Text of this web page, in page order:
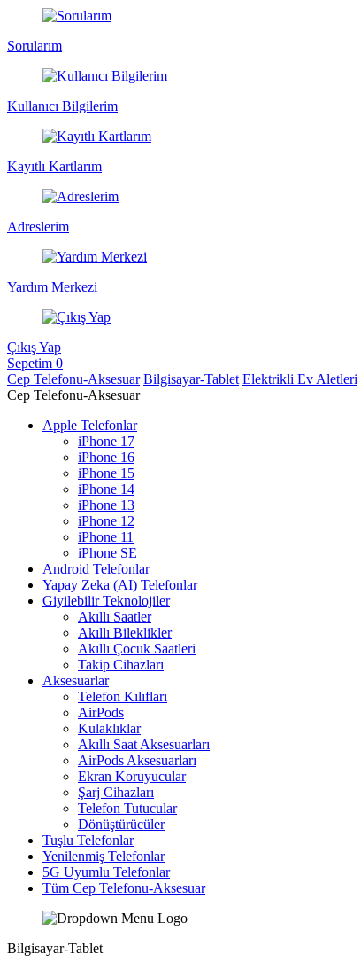
Sorularım
Kullanıcı Bilgilerim
Kayıtlı Kartlarım
Adreslerim
Yardım Merkezi
Çıkış Yap
Sepetim 0
Cep Telefonu-Aksesuar Bilgisayar-Tablet Elektrikli Ev Aletleri
Cep Telefonu-Aksesuar
Apple Telefonlar
iPhone 17
iPhone 16
iPhone 15
iPhone 14
iPhone 13
iPhone 12
iPhone 11
iPhone SE
Android Telefonlar
Yapay Zeka (AI) Telefonlar
Giyilebilir Teknolojiler
Akıllı Saatler
Akıllı Bileklikler
Akıllı Çocuk Saatleri
Takip Cihazları
Aksesuarlar
Telefon Kılıfları
AirPods
Kulaklıklar
Akıllı Saat Aksesuarları
AirPods Aksesuarları
Ekran Koruyucular
Şarj Cihazları
Telefon Tutucular
Dönüştürücüler
Tuşlu Telefonlar
Yenilenmiş Telefonlar
5G Uyumlu Telefonlar
Tüm Cep Telefonu-Aksesuar
Bilgisayar-Tablet